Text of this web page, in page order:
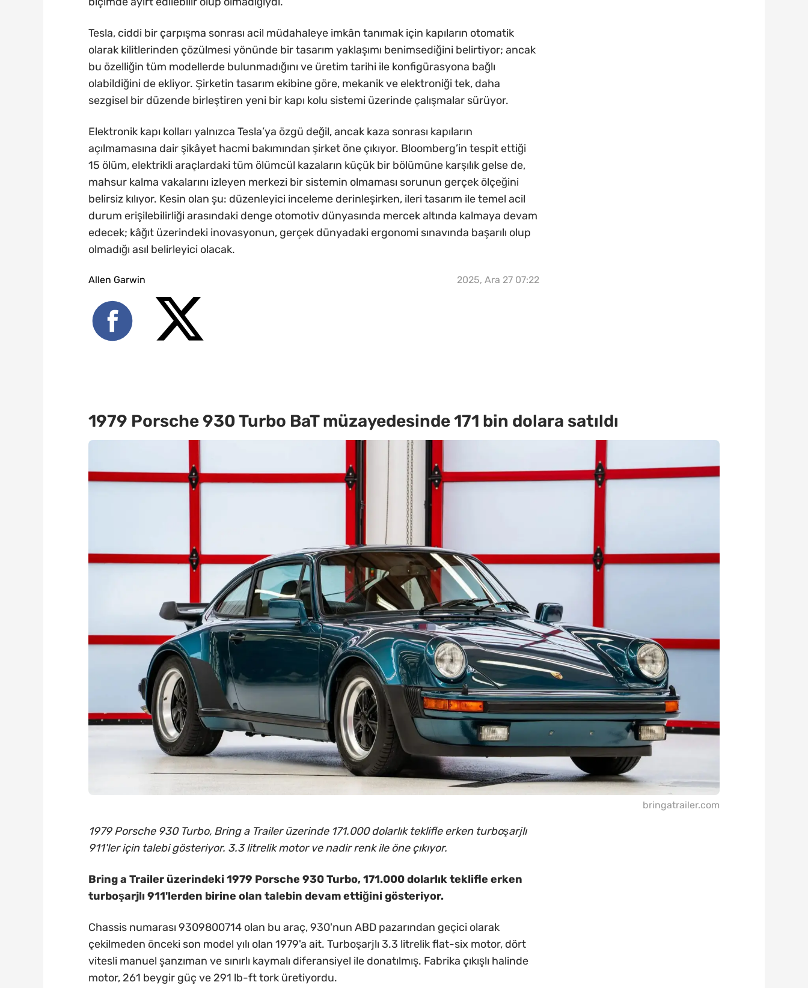
Tesla, ciddi bir çarpışma sonrası acil müdahaleye imkân tanımak için kapıların otomatik
olarak kilitlerinden çözülmesi yönünde bir tasarım yaklaşımı benimsediğini belirtiyor; ancak
bu özelliğin tüm modellerde bulunmadığını ve üretim tarihi ile konfigürasyona bağlı
olabildiğini de ekliyor. Şirketin tasarım ekibine göre, mekanik ve elektroniği tek, daha
sezgisel bir düzende birleştiren yeni bir kapı kolu sistemi üzerinde çalışmalar sürüyor.
Elektronik kapı kolları yalnızca Tesla’ya özgü değil, ancak kaza sonrası kapıların
açılmamasına dair şikâyet hacmi bakımından şirket öne çıkıyor. Bloomberg’in tespit ettiği
15 ölüm, elektrikli araçlardaki tüm ölümcül kazaların küçük bir bölümüne karşılık gelse de,
mahsur kalma vakalarını izleyen merkezi bir sistemin olmaması sorunun gerçek ölçeğini
belirsiz kılıyor. Kesin olan şu: düzenleyici inceleme derinleşirken, ileri tasarım ile temel acil
durum erişilebilirliği arasındaki denge otomotiv dünyasında mercek altında kalmaya devam
edecek; kâğıt üzerindeki inovasyonun, gerçek dünyadaki ergonomi sınavında başarılı olup
olmadığı asıl belirleyici olacak.
Allen Garwin 2025, Ara 27 07:22
1979 Porsche 930 Turbo BaT müzayedesinde 171 bin dolara satıldı
bringatrailer.com
1979 Porsche 930 Turbo, Bring a Trailer üzerinde 171.000 dolarlık teklifle erken turboşarjlı
911'ler için talebi gösteriyor. 3.3 litrelik motor ve nadir renk ile öne çıkıyor.
Bring a Trailer üzerindeki 1979 Porsche 930 Turbo, 171.000 dolarlık teklifle erken
turboşarjlı 911'lerden birine olan talebin devam ettiğini gösteriyor.
Chassis numarası 9309800714 olan bu araç, 930'nun ABD pazarından geçici olarak
çekilmeden önceki son model yılı olan 1979'a ait. Turboşarjlı 3.3 litrelik flat-six motor, dört
vitesli manuel şanzıman ve sınırlı kaymalı diferansiyel ile donatılmış. Fabrika çıkışlı halinde
motor, 261 beygir güç ve 291 lb-ft tork üretiyordu.